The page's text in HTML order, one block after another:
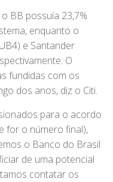
BB possuía 23,7%
enquanto o
e Santander
O
fundidas com os
dos anos, diz o Citi.
para o acordo
for o número final),
o Banco do Brasil
de uma potencial
contatar os